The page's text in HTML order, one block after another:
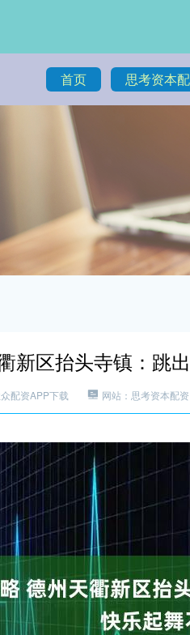
首页 思考资本
新区抬头寺镇：跳
配资APP下载 网站：思考资本配资